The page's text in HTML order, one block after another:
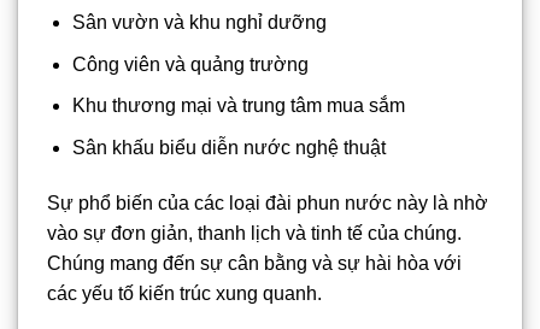
Sân vườn và khu nghỉ dưỡng
Công viên và quảng trường
Khu thương mại và trung tâm mua sắm
Sân khấu biểu diễn nước nghệ thuật
Sự phổ biến của các loại đài phun nước này là nhờ
vào sự đơn giản, thanh lịch và tinh tế của chúng.
Chúng mang đến sự cân bằng và sự hài hòa với
các yếu tố kiến trúc xung quanh.